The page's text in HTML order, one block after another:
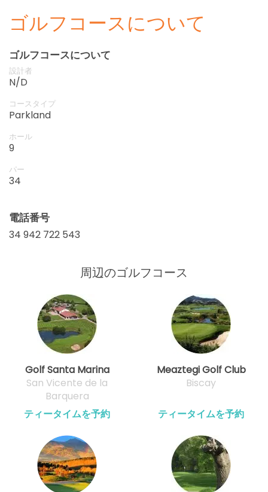
ゴルフコースについて
ゴルフコースについて
設計者
N/D
コースタイプ
Parkland
ホール
9
パー
34
電話番号
34 942 722 543
周辺のゴルフコース
Golf Santa Marina
San Vicente de la
Barquera
ティータイムを予約
Meaztegi Golf Club
Biscay
ティータイムを予約